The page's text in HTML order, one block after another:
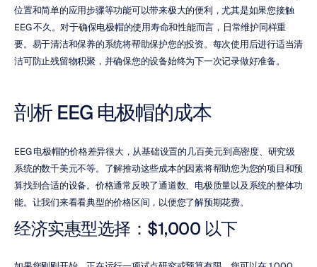
位置和简单的应用步骤等功能可以带来极大的便利，尤其是如果您接触
EEG 不久。对于确保电极帽的使用寿命和性能而言，日常维护同样重
要。易于清洁和保养的系统将帮助保护您的投资。每次使用后进行适当清
洁可防止残留物积聚，并确保您的设备始终为下一次记录做好准备。
剖析 EEG 电极帽的成本
EEG 电极帽的价格差异很大，从基础设置的几百美元到高密度、研究级
系统的数千美元不等。了解推动这些成本的因素将帮助您为您的项目和预
算找到合适的设备。价格通常反映了通道数、电极质量以及系统的整体功
能。让我们来看看典型的价格区间，以便您了解预期花费。
经济实惠型选择：$1,000 以下